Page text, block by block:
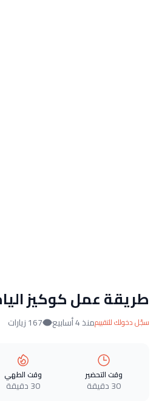
طريقة عمل كوكيز
سجّل دخولك للتقييممنذ 4 أسابيع 167 زيارات
وقت التحضير
30 دقيقة
وقت الطهي
30 دقيقة